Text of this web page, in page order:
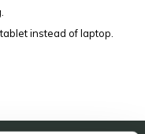
instead of laptop.